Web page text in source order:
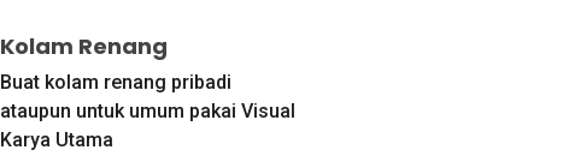
Kolam Renang
Buat kolam renang pribadi
ataupun untuk umum pakai Visual
Karya Utama